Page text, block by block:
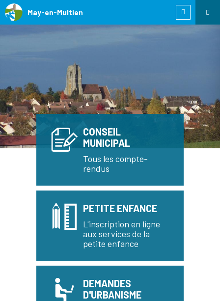
May-en-Multien
CONSEIL
MUNICIPAL
Tous les compte-
rendus
PETITE ENFANCE
L'inscription en ligne
aux services de la
petite enfance
DEMANDES
D'URBANISME